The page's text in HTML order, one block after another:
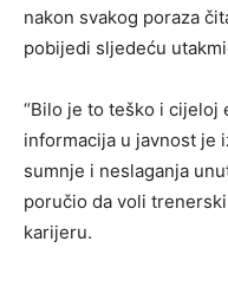
nakon svakog poraza
pobijedi sljedeću
“Bilo je to teško i cijeloj
informacija u javnost je
sumnje i neslaganja
poručio da voli
karijeru.